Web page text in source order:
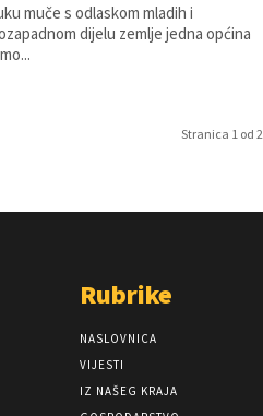
muče s odlaskom mladih i
dijelu zemlje jedna općina
Stranica 1 od 2
Rubrike
NASLOVNICA
VIJESTI
IZ NAŠEG KRAJA